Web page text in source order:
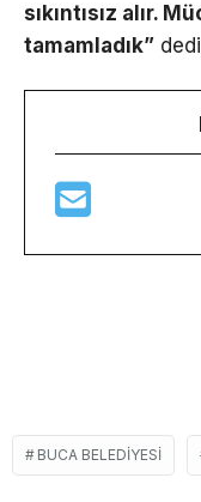
sıkıntısız alır.
tamamladık”
BUCA BELEDIYESI